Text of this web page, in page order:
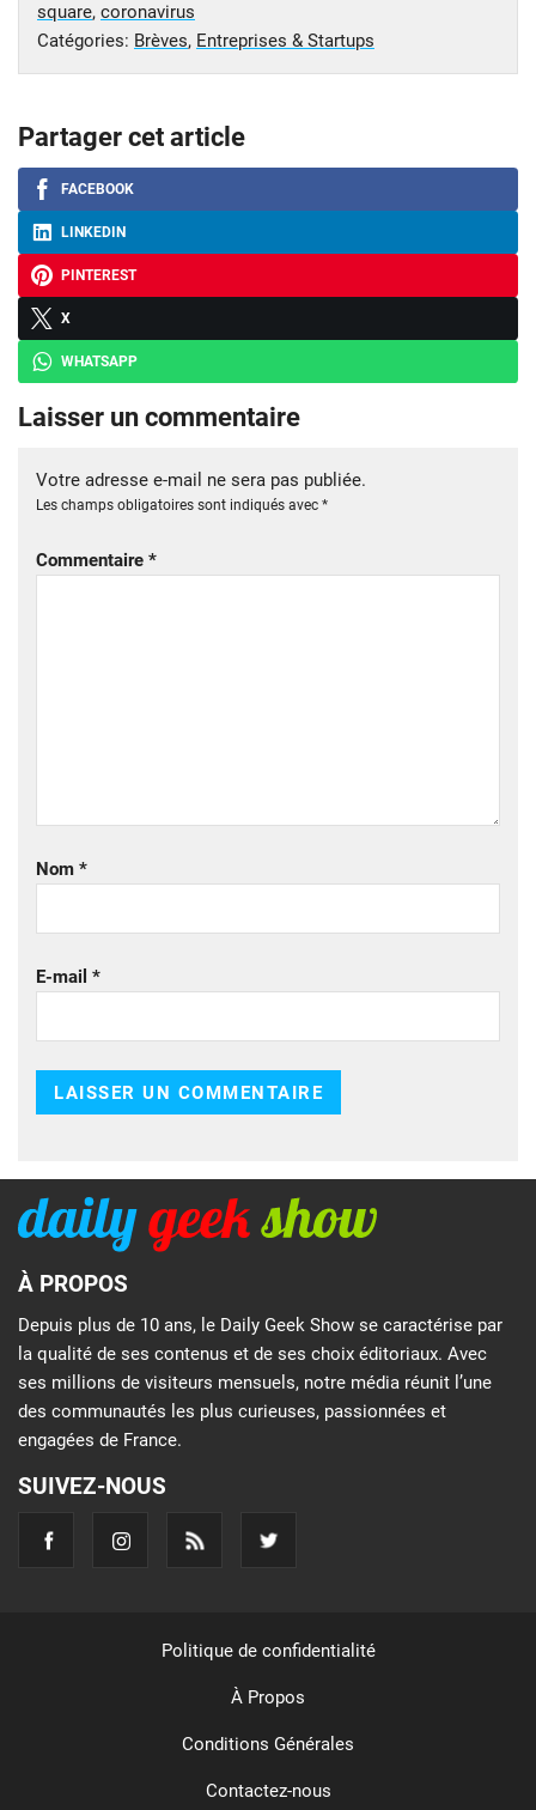
square, coronavirus
Catégories: Brèves, Entreprises & Startups
Partager cet article
FACEBOOK
LINKEDIN
PINTEREST
X
WHATSAPP
Laisser un commentaire
Votre adresse e-mail ne sera pas publiée.
Les champs obligatoires sont indiqués avec *
Commentaire *
Nom *
E-mail *
À PROPOS
Depuis plus de 10 ans, le Daily Geek Show se caractérise par
la qualité de ses contenus et de ses choix éditoriaux. Avec
ses millions de visiteurs mensuels, notre média réunit l’une
des communautés les plus curieuses, passionnées et
engagées de France.
SUIVEZ-NOUS
Politique de confidentialité
À Propos
Conditions Générales
Contactez-nous